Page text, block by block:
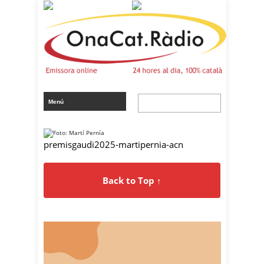
premisgaudi2025-martipernia-acn
Back to Top ↑